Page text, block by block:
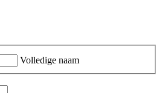
Volledige naam